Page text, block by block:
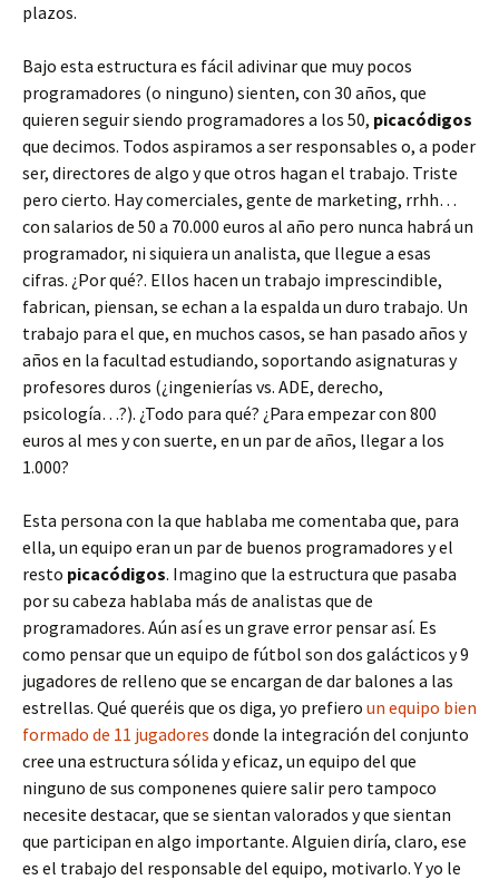
plazos.
Bajo esta estructura es fácil adivinar que muy pocos
programadores (o ninguno) sienten, con 30 años, que
quieren seguir siendo programadores a los 50, picacódigos
que decimos. Todos aspiramos a ser responsables o, a poder
ser, directores de algo y que otros hagan el trabajo. Triste
pero cierto. Hay comerciales, gente de marketing, rrhh…
con salarios de 50 a 70.000 euros al año pero nunca habrá un
programador, ni siquiera un analista, que llegue a esas
cifras. ¿Por qué?. Ellos hacen un trabajo imprescindible,
fabrican, piensan, se echan a la espalda un duro trabajo. Un
trabajo para el que, en muchos casos, se han pasado años y
años en la facultad estudiando, soportando asignaturas y
profesores duros (¿ingenierías vs. ADE, derecho,
psicología…?). ¿Todo para qué? ¿Para empezar con 800
euros al mes y con suerte, en un par de años, llegar a los
1.000?
Esta persona con la que hablaba me comentaba que, para
ella, un equipo eran un par de buenos programadores y el
resto picacódigos. Imagino que la estructura que pasaba
por su cabeza hablaba más de analistas que de
programadores. Aún así es un grave error pensar así. Es
como pensar que un equipo de fútbol son dos galácticos y 9
jugadores de relleno que se encargan de dar balones a las
estrellas. Qué queréis que os diga, yo prefiero un equipo bien
formado de 11 jugadores donde la integración del conjunto
cree una estructura sólida y eficaz, un equipo del que
ninguno de sus componenes quiere salir pero tampoco
necesite destacar, que se sientan valorados y que sientan
que participan en algo importante. Alguien diría, claro, ese
es el trabajo del responsable del equipo, motivarlo. Y yo le